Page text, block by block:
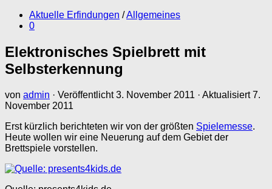
Aktuelle Erfindungen /Allgemeines
0
Elektronisches Spielbrett mit
Selbsterkennung
von admin · Veröffentlicht3. November 2011 · Aktualisiert7.
November 2011
Erst kürzlich berichteten wir von der größten Spielemesse.
Heute wollen wir eine Neuerung auf dem Gebiet der
Brettspiele vorstellen.